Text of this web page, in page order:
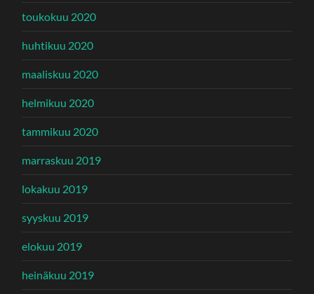
toukokuu 2020
huhtikuu 2020
maaliskuu 2020
helmikuu 2020
tammikuu 2020
marraskuu 2019
lokakuu 2019
syyskuu 2019
elokuu 2019
heinäkuu 2019